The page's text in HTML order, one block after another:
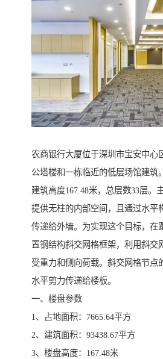
农商银行大厦位于深圳市宝安中心
公塔楼和一栋临近的低层场馆建筑
建筑高度167.48米，总层数33层。
提供无柱的内部空间，且通过水平
传递给外墙。为实现这个目标，在
置钢结构斜交网格框架，利用斜交
受重力和侧向荷载。斜交网格节点
水平剪力传递给楼板。
一、楼盘参数
1、占地面积：7665.64平方
2、建筑面积：93438.67平方
3、楼盘高度：167.48米